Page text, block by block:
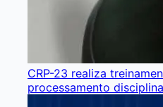
CRP-23 realiza
processamento